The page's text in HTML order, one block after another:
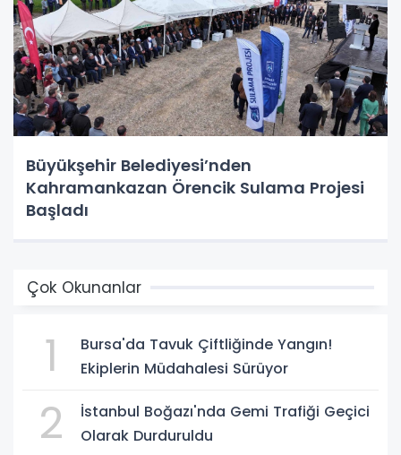
Büyükşehir Belediyesi’nden
Kahramankazan Örencik Sulama Projesi
Başladı
Çok Okunanlar
1
Bursa'da Tavuk Çiftliğinde Yangın!
Ekiplerin Müdahalesi Sürüyor
2
İstanbul Boğazı'nda Gemi Trafiği Geçici
Olarak Durduruldu